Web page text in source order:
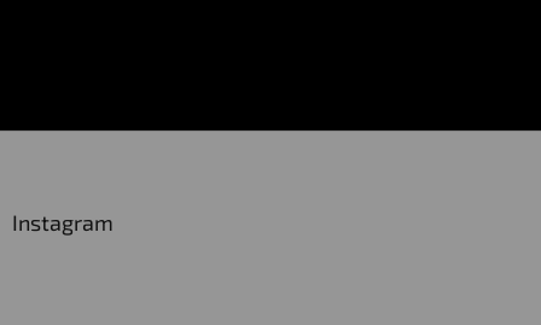
Instagram